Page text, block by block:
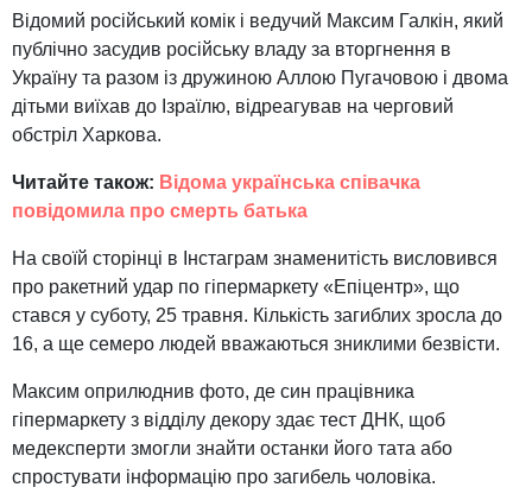
Відомий російський комік і ведучий Максим Галкін, який
публічно засудив російську владу за вторгнення в
Україну та разом із дружиною Аллою Пугачовою і двома
дітьми виїхав до Ізраїлю, відреагував на черговий
обстріл Харкова.
Читайте також: Відома українська співачка
повідомила про смерть батька
На своїй сторінці в Інстаграм знаменитість висловився
про ракетний удар по гіпермаркету «Епіцентр», що
стався у суботу, 25 травня. Кількість загиблих зросла до
16, а ще семеро людей вважаються зниклими безвісти.
Максим оприлюднив фото, де син працівника
гіпермаркету з відділу декору здає тест ДНК, щоб
медексперти змогли знайти останки його тата або
спростувати інформацію про загибель чоловіка.